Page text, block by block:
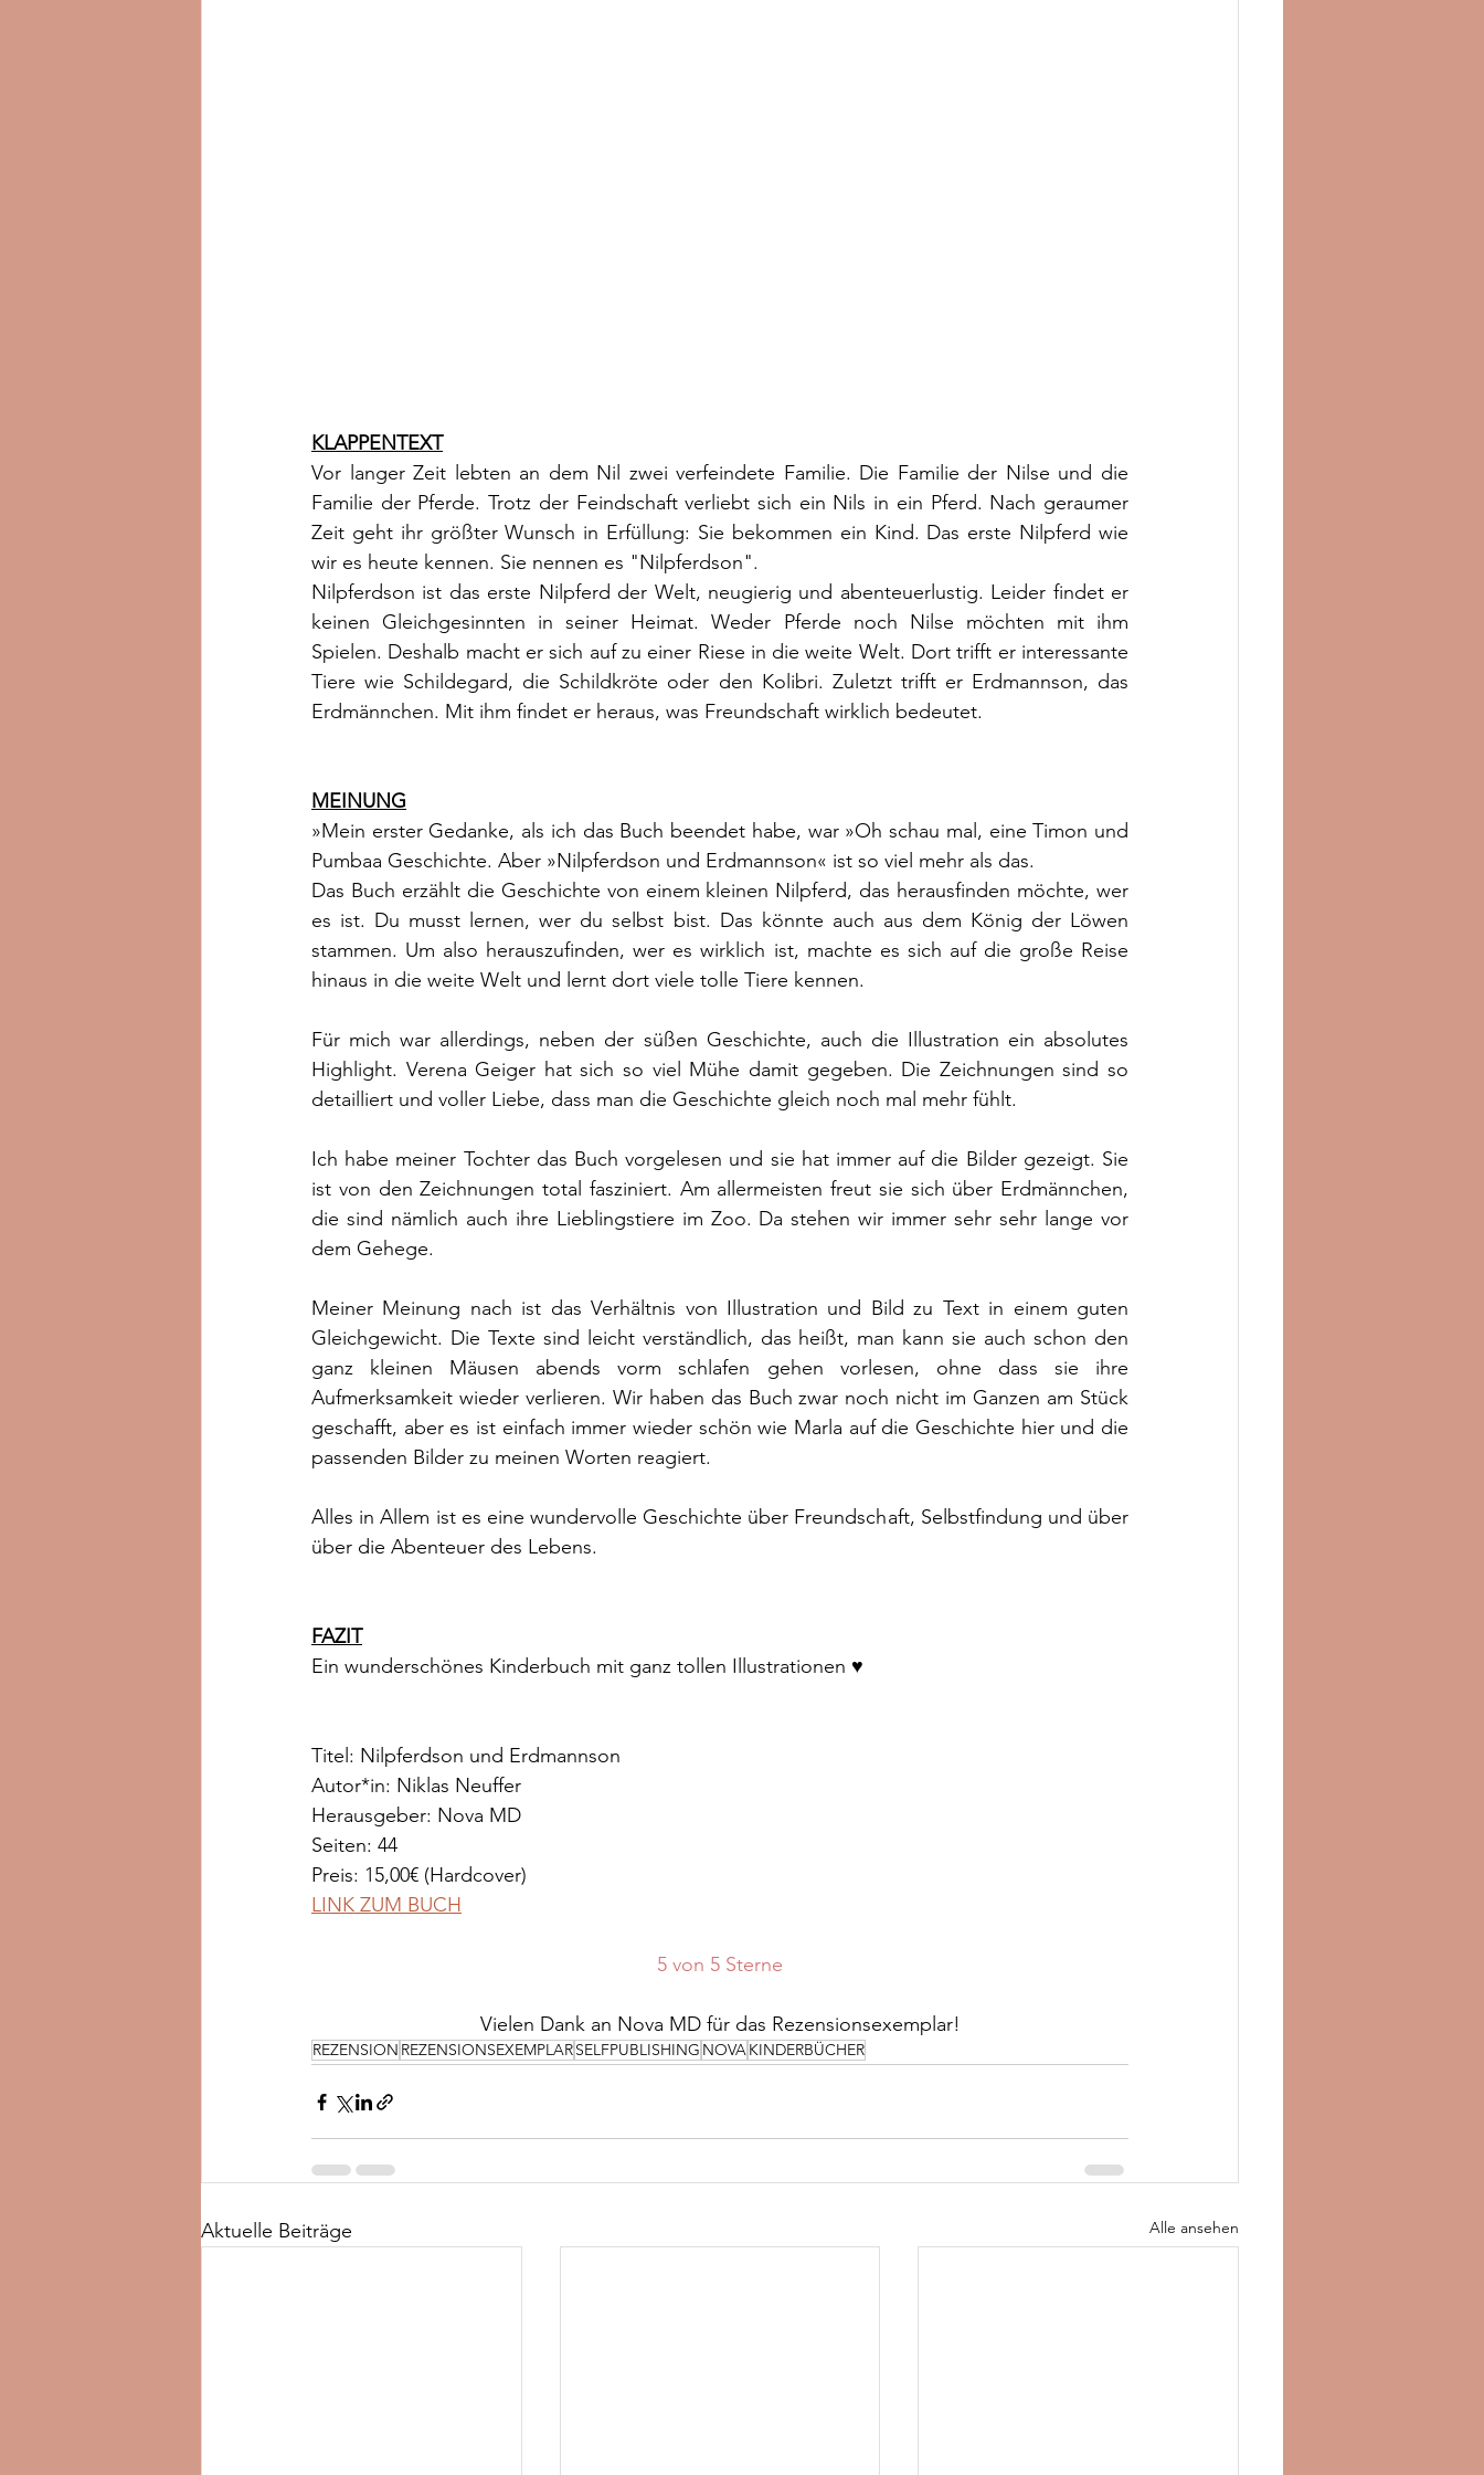
KLAPPENTEXT
Vor langer Zeit lebten an dem Nil zwei verfeindete Familie. Die Familie der Nilse und die
Familie der Pferde. Trotz der Feindschaft verliebt sich ein Nils in ein Pferd. Nach geraumer
Zeit geht ihr größter Wunsch in Erfüllung: Sie bekommen ein Kind. Das erste Nilpferd wie
wir es heute kennen. Sie nennen es "Nilpferdson".
Nilpferdson ist das erste Nilpferd der Welt, neugierig und abenteuerlustig. Leider findet er
keinen Gleichgesinnten in seiner Heimat. Weder Pferde noch Nilse möchten mit ihm
Spielen. Deshalb macht er sich auf zu einer Riese in die weite Welt. Dort trifft er interessante
Tiere wie Schildegard, die Schildkröte oder den Kolibri. Zuletzt trifft er Erdmannson, das
Erdmännchen. Mit ihm findet er heraus, was Freundschaft wirklich bedeutet.
MEINUNG
»Mein erster Gedanke, als ich das Buch beendet habe, war »Oh schau mal, eine Timon und
Pumbaa Geschichte. Aber »Nilpferdson und Erdmannson« ist so viel mehr als das.
Das Buch erzählt die Geschichte von einem kleinen Nilpferd, das herausfinden möchte, wer
es ist. Du musst lernen, wer du selbst bist. Das könnte auch aus dem König der Löwen
stammen. Um also herauszufinden, wer es wirklich ist, machte es sich auf die große Reise
hinaus in die weite Welt und lernt dort viele tolle Tiere kennen.
Für mich war allerdings, neben der süßen Geschichte, auch die Illustration ein absolutes
Highlight. Verena Geiger hat sich so viel Mühe damit gegeben. Die Zeichnungen sind so
detailliert und voller Liebe, dass man die Geschichte gleich noch mal mehr fühlt.
Ich habe meiner Tochter das Buch vorgelesen und sie hat immer auf die Bilder gezeigt. Sie
ist von den Zeichnungen total fasziniert. Am allermeisten freut sie sich über Erdmännchen,
die sind nämlich auch ihre Lieblingstiere im Zoo. Da stehen wir immer sehr sehr lange vor
dem Gehege.
Meiner Meinung nach ist das Verhältnis von Illustration und Bild zu Text in einem guten
Gleichgewicht. Die Texte sind leicht verständlich, das heißt, man kann sie auch schon den
ganz kleinen Mäusen abends vorm schlafen gehen vorlesen, ohne dass sie ihre
Aufmerksamkeit wieder verlieren. Wir haben das Buch zwar noch nicht im Ganzen am Stück
geschafft, aber es ist einfach immer wieder schön wie Marla auf die Geschichte hier und die
passenden Bilder zu meinen Worten reagiert.
Alles in Allem ist es eine wundervolle Geschichte über Freundschaft, Selbstfindung und über
über die Abenteuer des Lebens.
FAZIT
Ein wunderschönes Kinderbuch mit ganz tollen Illustrationen ♥
Titel: Nilpferdson und Erdmannson
Autor*in: Niklas Neuffer
Herausgeber: Nova MD
Seiten: 44
Preis: 15,00€ (Hardcover)
LINK ZUM BUCH
5 von 5 Sterne
Vielen Dank an Nova MD für das Rezensionsexemplar!
REZENSION REZENSIONSEXEMPLARSELFPUBLISHING NOVAKINDERBÜCHER
Aktuelle Beiträge Alle ansehen